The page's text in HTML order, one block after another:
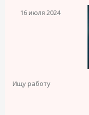
16 июля 2024
Ищу работу